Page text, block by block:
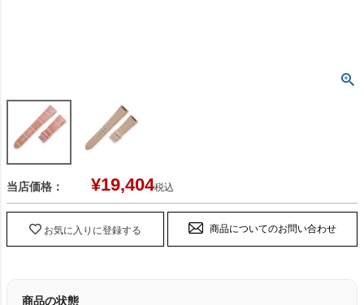
当店価格： ¥19,404税込
お気に入りに登録する 商品についてのお問い合わせ
商品の状態